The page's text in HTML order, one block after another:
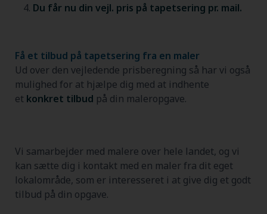
Du får nu din vejl. pris på tapetsering pr. mail.
Få et tilbud på tapetsering fra en maler
Ud over den vejledende prisberegning så har vi også
mulighed for at hjælpe dig med at indhente
et konkret tilbud på din maleropgave.
Vi samarbejder med malere over hele landet, og vi
kan sætte dig i kontakt med en maler fra dit eget
lokalområde, som er interesseret i at give dig et godt
tilbud på din opgave.